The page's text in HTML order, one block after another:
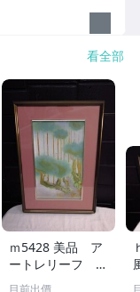
看全部
ｍ5428 美品 ア
ートレリーフ 奥
村土牛画伯筆 北
目前出價